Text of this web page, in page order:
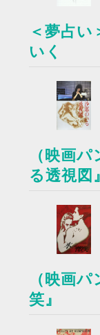
＜夢占い
いく
（映画
る透視図』
（映画
笑』